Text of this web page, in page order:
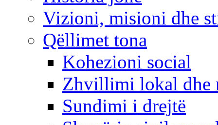
Vizioni, misioni dhe
Qëllimet tona
Kohezioni social
Zhvillimi lokal dhe
Sundimi i drejtë